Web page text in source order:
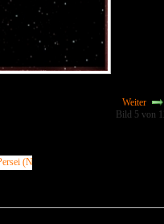
Weiter
Bild 5 von